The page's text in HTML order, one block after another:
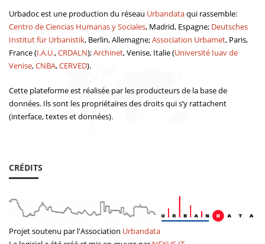
Urbadoc est une production du réseau Urbandataqui rassemble:
Centro de Ciencias Humanas y Sociales, Madrid, Espagne; Deutsches
Institut für Urbanistik, Berlin, Allemagne;Association Urbamet, Paris,
France (I.A.U.,CRDALN);Archinet, Venise, Italie (Université Iuav de
Venise,CNBA,CERVED).
Cette plateforme est réalisée par les producteurs de la base de
données. Ils sont les propriétaires des droits qui s’y rattachent
(interface, textes et données).
CRÉDITS
Projet soutenu par l'Association Urbandata